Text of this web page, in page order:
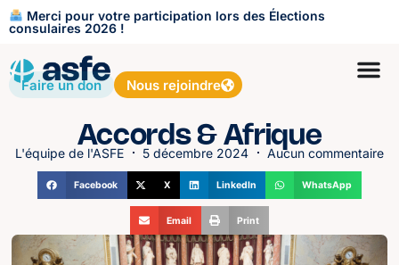
Merci pour votre participation lors des Élections
consulaires 2026 !
Faire un don Nous rejoindre
Accords & Afrique
L'équipe de l'ASFE 5 décembre 2024 Aucun commentaire
Facebook X LinkedIn WhatsApp
Email Print